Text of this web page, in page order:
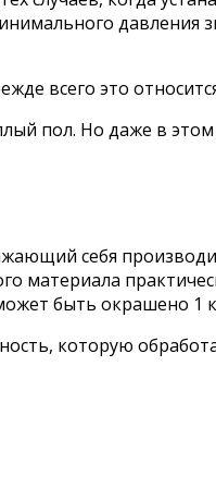
давления
всего это
пол. Но даже в
себя
материала
быть окрашено 1
которую